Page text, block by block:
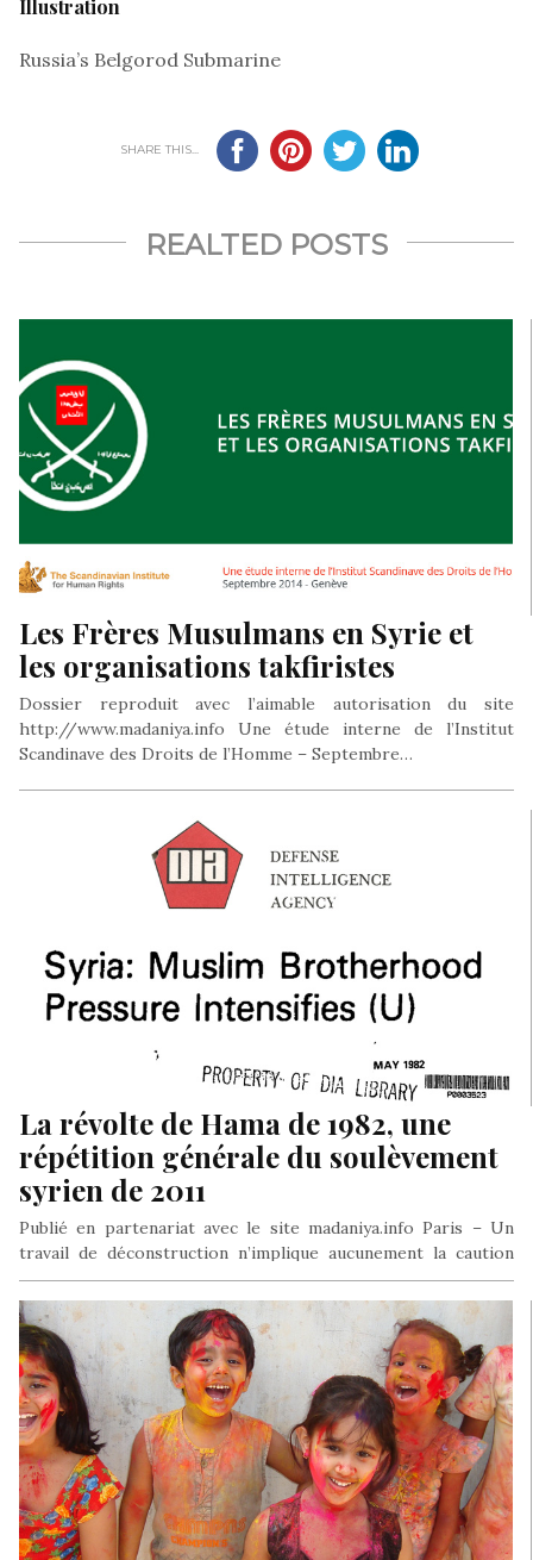
Illustration
Russia’s Belgorod Submarine
SHARE THIS...
REALTED POSTS
Les Frères Musulmans en Syrie et
les organisations takfiristes
Dossier reproduit avec l’aimable autorisation du site
http://www.madaniya.info Une étude interne de l’Institut
Scandinave des Droits de l’Homme – Septembre…
La révolte de Hama de 1982, une
répétition générale du soulèvement
syrien de 2011
Publié en partenariat avec le site madaniya.info Paris – Un
travail de déconstruction n’implique aucunement la caution
d’un régime encore…